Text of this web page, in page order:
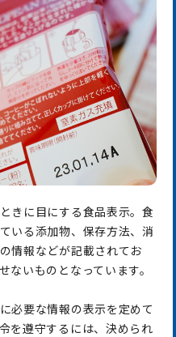
きに目にする食品表示。食
いる添加物、保存方法、消
情報などが記載されてお
ないものとなっています。
必要な情報の表示を定めて
を遵守するには、決められ